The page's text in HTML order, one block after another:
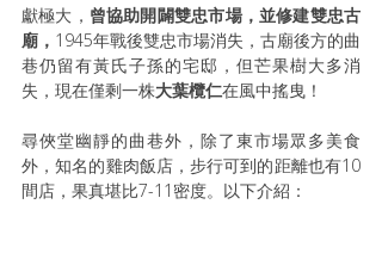
獻極大， 曾協助開闢雙忠市場，並修建雙忠古
廟， 1945年戰後雙忠市場消失，古廟後方的曲
巷仍留有黃氏子孫的宅邸，但芒果樹大多消
失，現在僅剩一株大葉欖仁在風中搖曳！
尋俠堂幽靜的曲巷外，除了東市場眾多美食
外，知名的雞肉飯店，步行可到的距離也有10
間店，果真堪比7-11密度。以下介紹：